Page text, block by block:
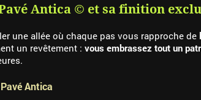
Antica © et sa finition
une allée où chaque pas vous rapproche de
un revêtement : vous embrassez tout un
Antica